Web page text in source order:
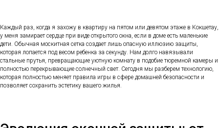
Каждый раз, когда я захожу в квартиру на пятом или девятом этаже в Кокшетау,
у меня замирает сердце при виде открытого окна, если в доме есть маленькие
дети. Обычная москитная сетка создает лишь опасную иллюзию защиты,
которая лопается под весом ребенка за секунду. Нам долго навязывали
стальные прутья, превращающие уютную комнату в подобие тюремной камеры и
полностью перекрывающие солнечный свет. Сегодня мы разберем технологию,
которая полностью меняет правила игры в сфере домашней безопасности и
позволяет сохранить эстетику вашего жилья.